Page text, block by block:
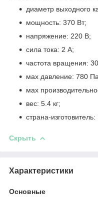
диаметр выходного
мощность: 370 Вт;
напряжение: 220 В;
сила тока: 2 А;
частота вращения:
мах давление: 780
мах
вес: 5.4 кг;
страна-изготовитель:
Скрыть
Характеристики
Основные